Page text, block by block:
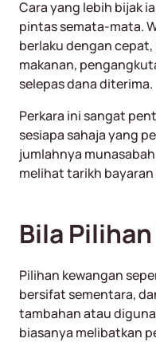
Cara yang lebih bijak
pintas semata-mata.
berlaku dengan
makanan,
selepas dana diterima.
Perkara ini sangat
sesiapa sahaja yang
jumlahnya
melihat tarikh
Bila
Pilihan kewangan
bersifat sementara,
tambahan atau
biasanya melibatkan